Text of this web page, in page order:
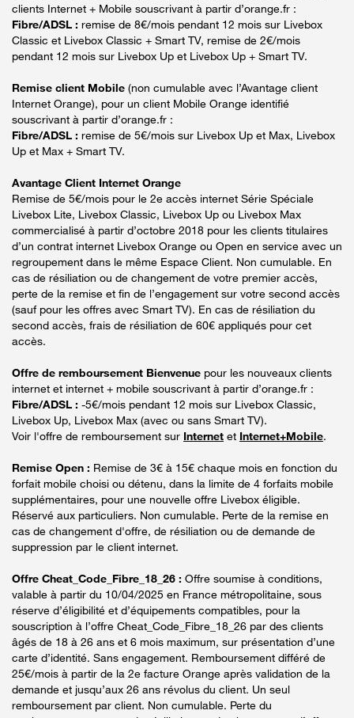
clients Internet + Mobile souscrivant à partir d’orange.fr :
Fibre/ADSL : remise de 8€/mois pendant 12 mois sur Livebox
Classic et Livebox Classic + Smart TV, remise de 2€/mois
pendant 12 mois sur Livebox Up et Livebox Up + Smart TV.
Remise client Mobile (non cumulable avec l’Avantage client
Internet Orange), pour un client Mobile Orange identifié
souscrivant à partir d’orange.fr :
Fibre/ADSL : remise de 5€/mois sur Livebox Up et Max, Livebox
Up et Max + Smart TV.
Avantage Client Internet Orange
Remise de 5€/mois pour le 2e accès internet Série Spéciale
Livebox Lite, Livebox Classic, Livebox Up ou Livebox Max
commercialisé à partir d’octobre 2018 pour les clients titulaires
d’un contrat internet Livebox Orange ou Open en service avec un
regroupement dans le même Espace Client. Non cumulable. En
cas de résiliation ou de changement de votre premier accès,
perte de la remise et fin de l’engagement sur votre second accès
(sauf pour les offres avec Smart TV). En cas de résiliation du
second accès, frais de résiliation de 60€ appliqués pour cet
accès.
Offre de remboursement Bienvenue pour les nouveaux clients
internet et internet + mobile souscrivant à partir d’orange.fr :
Fibre/ADSL : -5€/mois pendant 12 mois sur Livebox Classic,
Livebox Up, Livebox Max (avec ou sans Smart TV).
Voir l'offre de remboursement sur Internet et Internet+Mobile.
Remise Open : Remise de 3€ à 15€ chaque mois en fonction du
forfait mobile choisi ou détenu, dans la limite de 4 forfaits mobile
supplémentaires, pour une nouvelle offre Livebox éligible.
Réservé aux particuliers. Non cumulable. Perte de la remise en
cas de changement d'offre, de résiliation ou de demande de
suppression par le client internet.
Offre Cheat_Code_Fibre_18_26 : Offre soumise à conditions,
valable à partir du 10/04/2025 en France métropolitaine, sous
réserve d’éligibilité et d’équipements compatibles, pour la
souscription à l’offre Cheat_Code_Fibre_18_26 par des clients
âgés de 18 à 26 ans et 6 mois maximum, sur présentation d’une
carte d’identité. Sans engagement. Remboursement différé de
25€/mois à partir de la 2e facture Orange après validation de la
demande et jusqu’aux 26 ans révolus du client. Un seul
remboursement par client. Non cumulable. Perte du